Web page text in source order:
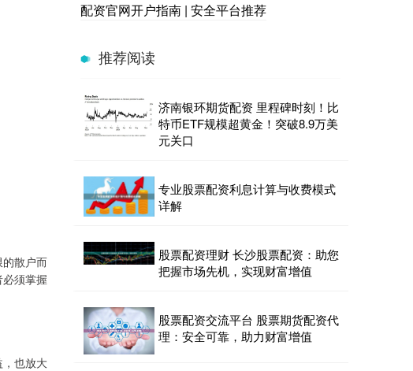
散户而
须掌握
也放大
配资官网开户指南 | 安全平台推荐
推荐阅读
济南银环期货配资 里程碑时刻！比
特币ETF规模超黄金！突破8.9万美
元关口
专业股票配资利息计算与收费模式
详解
股票配资理财 长沙股票配资：助您
把握市场先机，实现财富增值
股票配资交流平台 股票期货配资代
理：安全可靠，助力财富增值